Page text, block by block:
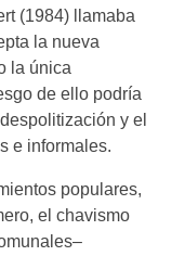
(1984) llamaba
la nueva
la única
de ello podría
y el
e informales.
populares,
el chavismo